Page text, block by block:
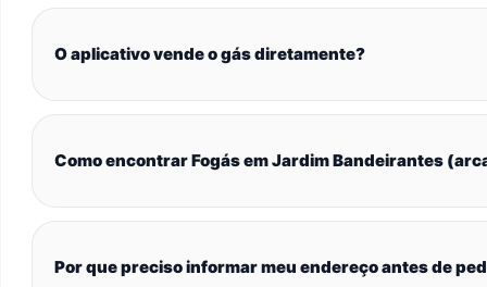
O aplicativo vende o gás diretamente?
Como encontrar Fogás em Jardim Bandeirantes
Por que preciso informar meu endereço antes de